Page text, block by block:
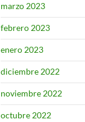
marzo 2023
febrero 2023
enero 2023
diciembre 2022
noviembre 2022
octubre 2022